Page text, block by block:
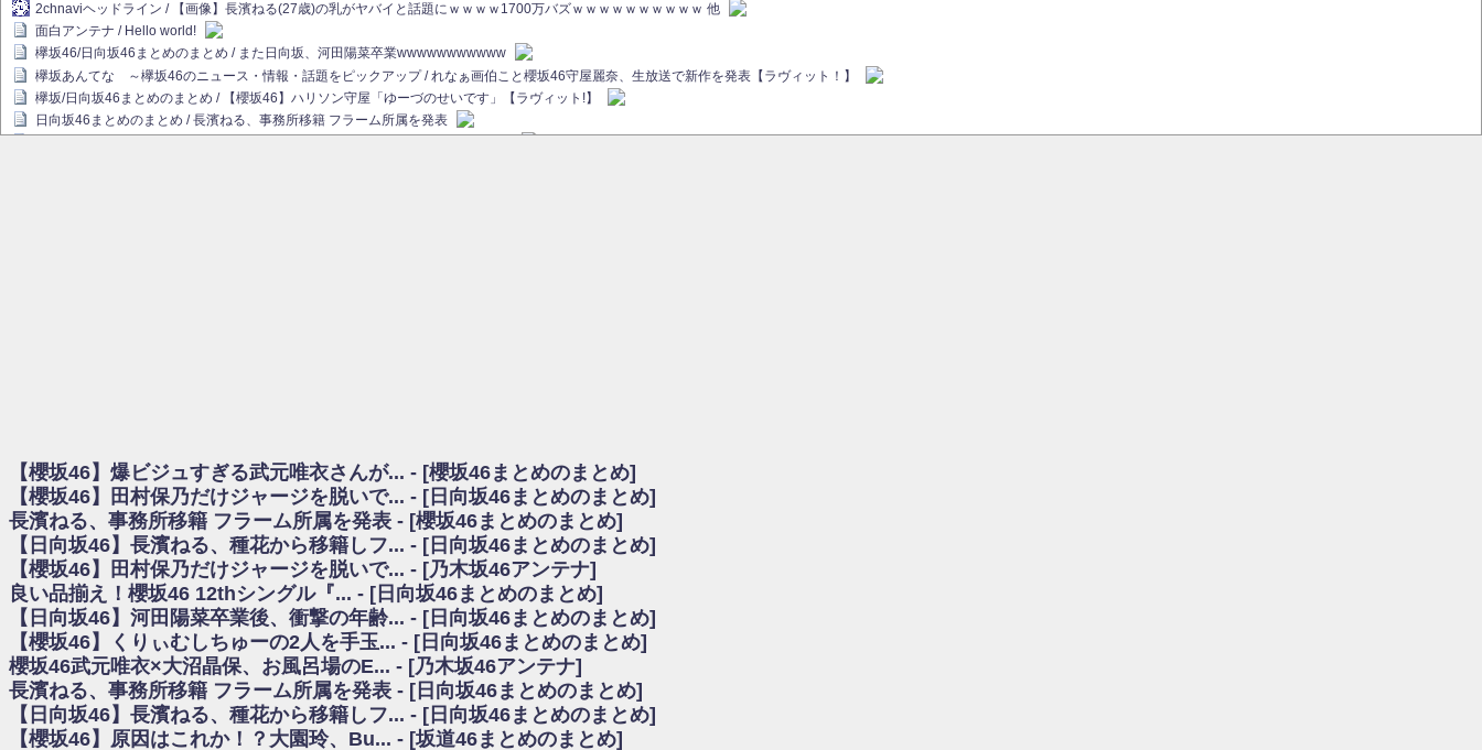
2chnaviヘッドライン / 【画像】長濱ねる(27歳)の乳がヤバイと話題にｗｗｗｗ1700万バズｗｗｗｗｗｗｗｗｗｗ 他
面白アンテナ / Hello world!
欅坂46/日向坂46まとめのまとめ / また日向坂、河田陽菜卒業wwwwwwwwwww
欅坂あんてな ～欅坂46のニュース・情報・話題をピックアップ / れなぁ画伯こと櫻坂46守屋麗奈、生放送で新作を発表【ラヴィット！】
欅坂/日向坂46まとめのまとめ / 【櫻坂46】ハリソン守屋「ゆーづのせいです」【ラヴィット!】
日向坂46まとめのまとめ / 長濱ねる、事務所移籍 フラーム所属を発表
乃木坂欅坂まとめのまとめ / 【日向坂46】この月、何かあるのか！？『お願いバッハ！』ミーグリ日程がこちら
欅坂/日向坂46まとめのまとめ / 【櫻坂46】ミーグリで喧嘩！？山下瞳月、これはマジギレしてる
乃木坂46アンテナ / 【櫻坂46】ハリソン守屋「ゆーづのせいです」【ラヴィット!】
乃木坂あんてな ～乃木坂46・欅坂46・日向坂46のニュース・情報・話題をピックアップ / 良い品揃え！櫻坂46 12thシングル『Make or Break』オフィシャルグッズ絶賛販売受付中
日向坂46まとめのまとめ / 【日向坂46】この月、何かあるのか！？『お願いバッハ！』ミーグリ日程がこちら
日向坂46まとめのまとめ / 【元日向坂46】この卒業生、めちゃくちゃテレビで見かけるな
欅坂/日向坂46まとめのまとめ / 【櫻坂46】リアルミーグリであの販売も！『Make or Break』オフィシャルグッズ解禁
乃木坂46アンテナ / 【櫻坂46】ミーグリで喧嘩！？山下瞳月、これはマジギレしてる
乃木坂あんてな ～乃木坂46・欅坂46・日向坂46のニュース・情報・話題をピックアップ / れなッピーズ集結！櫻坂46守屋麗奈×遠藤理子、8/6「ラヴィット！」水曜スタジオ出演決定
日向坂46まとめのまとめ / 【日向坂46】富田鈴花、次の事務所が決まってそう！？
日向坂46まとめのまとめ / 【日向坂46】富田鈴花、次の事務所が決まってそう！？
乃木坂46アンテナ / 【日向坂46】この月、何かあるのか！？『お願いバッハ！』ミーグリ日程がこちら
乃木坂あんてな ～乃木坂46・欅坂46・日向坂46のニュース・情報・話題をピックアップ / 日向坂46卒業後初共演！佐々木久美さん、師匠オードリー若林さんと再会した結果･･･【激レアさんを連れてきた。】
【櫻坂46】爆ビジュすぎる武元唯衣さんが... - [櫻坂46まとめのまとめ]
【櫻坂46】田村保乃だけジャージを脱いで... - [日向坂46まとめのまとめ]
長濱ねる、事務所移籍 フラーム所属を発表 - [櫻坂46まとめのまとめ]
【日向坂46】長濱ねる、種花から移籍しフ... - [日向坂46まとめのまとめ]
【櫻坂46】田村保乃だけジャージを脱いで... - [乃木坂46アンテナ]
良い品揃え！櫻坂46 12thシングル『... - [日向坂46まとめのまとめ]
【日向坂46】河田陽菜卒業後、衝撃の年齢... - [日向坂46まとめのまとめ]
【櫻坂46】くりぃむしちゅーの2人を手玉... - [日向坂46まとめのまとめ]
櫻坂46武元唯衣×大沼晶保、お風呂場のE... - [乃木坂46アンテナ]
長濱ねる、事務所移籍 フラーム所属を発表 - [日向坂46まとめのまとめ]
【日向坂46】長濱ねる、種花から移籍しフ... - [日向坂46まとめのまとめ]
【櫻坂46】原因はこれか！？大園玲、Bu... - [坂道46まとめのまとめ]